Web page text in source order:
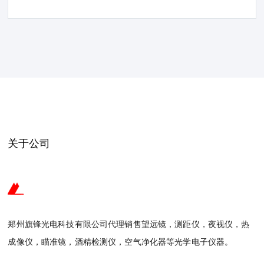
关于公司
郑州旗锋光电科技有限公司代理销售望远镜，测距仪，夜视仪，热
成像仪，瞄准镜，酒精检测仪，空气净化器等光学电子仪器。